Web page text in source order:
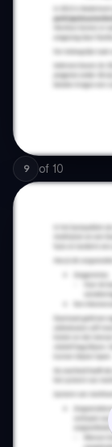
9 of 10